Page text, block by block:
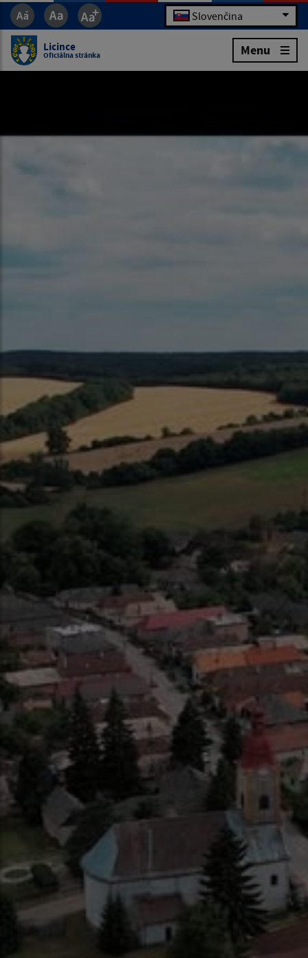
Slovenčina
Licince
Oficiálna stránka Menu